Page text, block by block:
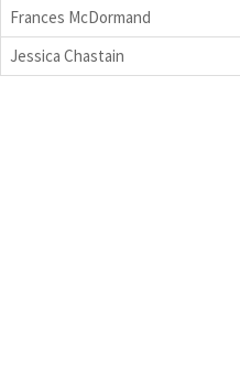
Frances McDormand
Jessica Chastain